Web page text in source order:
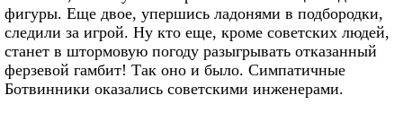
фигуры. Еще двое, упершись ладонями в подбородки,
следили за игрой. Ну кто еще, кроме советских людей,
станет в штормовую погоду разыгрывать отказанный
ферзевой гамбит! Так оно и было. Симпатичные
Ботвинники оказались советскими инженерами.